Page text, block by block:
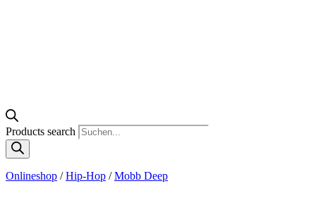
Products search
Onlineshop /Hip-Hop /Mobb Deep